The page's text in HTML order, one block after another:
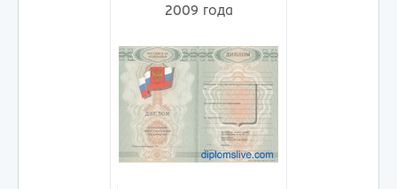
2009 года